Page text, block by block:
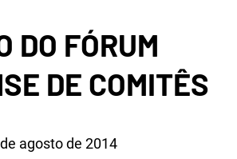
DO FÓRUM
DE COMITÊS
agosto de 2014